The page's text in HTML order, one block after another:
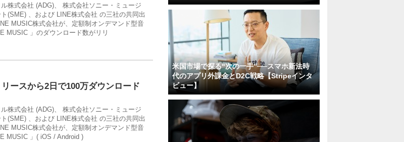
株式会社 (ADG)、 株式会社ソニー・ミュージ
(SME) 、および LINE株式会社 の三社の共同出
MUSIC株式会社が、定額制オンデマンド型音
MUSIC 」のダウンロード数がリリ
ースから2日で100万ダウンロード
株式会社 (ADG)、 株式会社ソニー・ミュージ
(SME) 、および LINE株式会社 の三社の共同出
MUSIC株式会社が、定額制オンデマンド型音
MUSIC 」( iOS / Android )
米国市場で探る“次の一手”──スマホ新法時
代のアプリ外課金とD2C戦略【Stripeインタ
ビュー】